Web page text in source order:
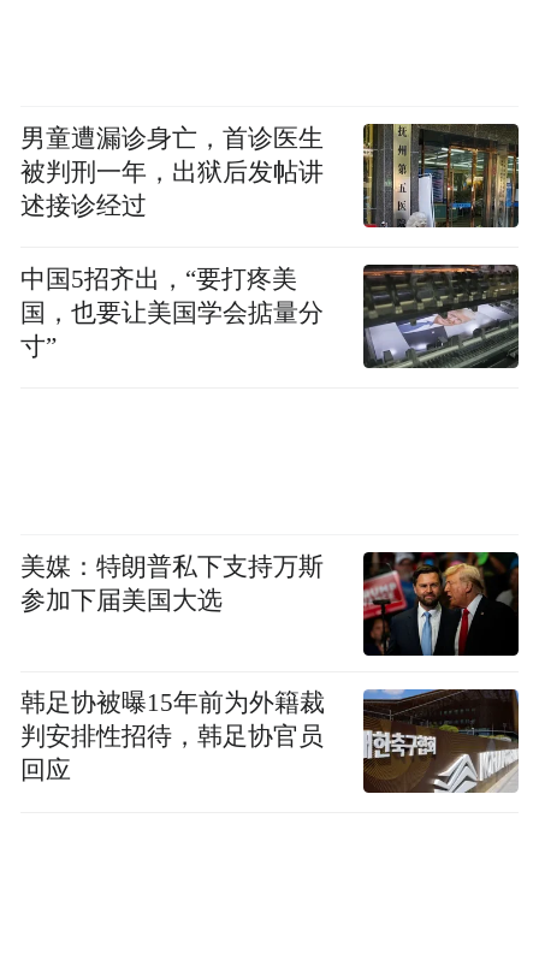
男童遭漏诊身亡，首诊医生
被判刑一年，出狱后发帖讲
述接诊经过
中国5招齐出，“要打疼美
国，也要让美国学会掂量分
寸”
美媒：特朗普私下支持万斯
参加下届美国大选
韩足协被曝15年前为外籍裁
判安排性招待，韩足协官员
回应